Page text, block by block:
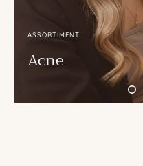
ASSORTIMENT
Acne